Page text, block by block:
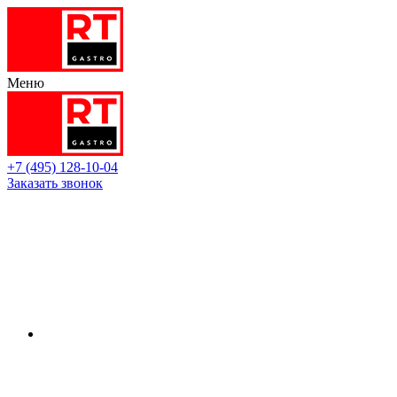
Меню
+7 (495) 128-10-04
Заказать звонок